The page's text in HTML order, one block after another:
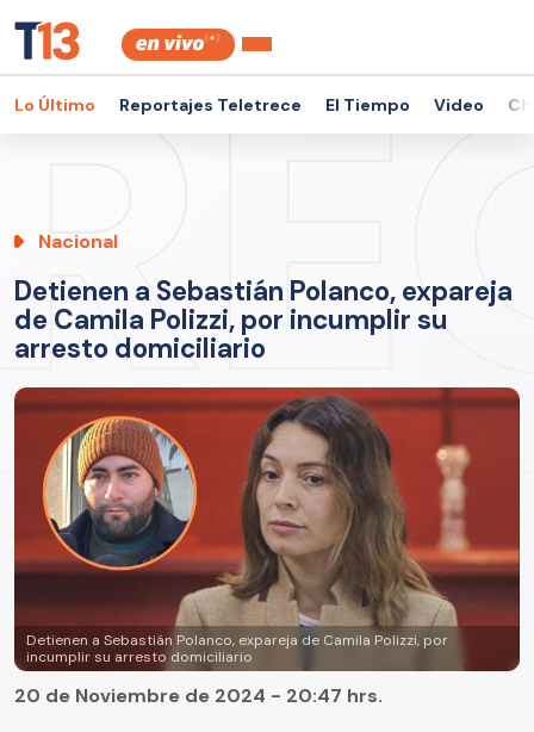
Lo Último Reportajes Teletrece El Tiempo Video
Nacional
Detienen a Sebastián Polanco, expareja
de Camila Polizzi, por incumplir su
arresto domiciliario
Detienen a Sebastián Polanco, expareja de Camila Polizzi, por
incumplir su arresto domiciliario
20 de Noviembre de 2024 - 20:47 hrs.